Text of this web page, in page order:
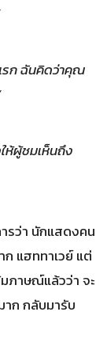
ก ฉันคิดว่าคุณ
ห้ผู้ชมเห็นถึง
รว่า นักแสดงคน
ก แฮททาเวย์ แต่
ภาษณ์แล้วว่า จะ
ก กลับมารับ